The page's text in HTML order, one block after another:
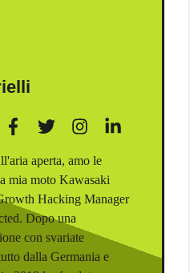
aperta, amo le
mia moto Kawasaki
Hacking Manager
Dopo una
con svariate
dalla Germania e